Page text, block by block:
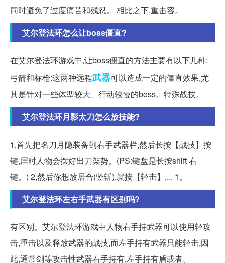
同时避免了过度痛苦和残忍。 相比之下,重击容。
艾尔登法环怎么让boss僵直?
在艾尔登法环游戏中,让boss僵直的方法主要有以下几种:
弓箭和标枪:这两种远程武器可以造成一定的僵直效果,尤
其是针对一些体型较大、行动较慢的boss。特殊战技。
艾尔登法环月影太刀怎么放技能?
1,首先把名刀月隐装备到右手武器栏,然后长按【战技】按
键,届时人物会摆好出刀架势。(PS:键盘是长按shift 右
键。) 2,然后你想放居合(竖斩),就按【轻击】,... 1。
艾尔登法环左右手武器有区别吗?
有区别。艾尔登法环游戏中人物右手持武器可以使用轻攻
击,重击以及释放武器的战技,而左手持有武器只能轻击,因
此,通常剑等攻击性武器右手持有,左手持有盾或者。